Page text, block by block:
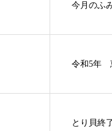
今月のふ
令和5年
とり貝終